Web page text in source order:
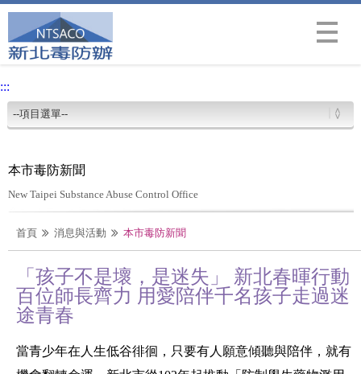
Menu
:::
本市毒防新聞
New Taipei Substance Abuse Control Office
首頁 消息與活動 本市毒防新聞
「孩子不是壞，是迷失」 新北春暉行動
百位師長齊力 用愛陪伴千名孩子走過迷
途青春
當青少年在人生低谷徘徊，只要有人願意傾聽與陪伴，就有